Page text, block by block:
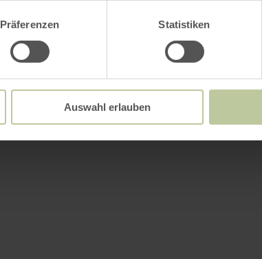
Präferenzen Statistiken
Auswahl erlauben